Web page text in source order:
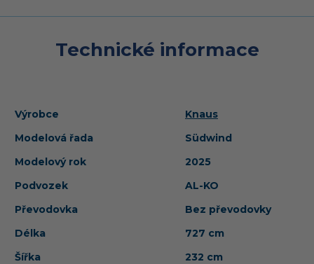
Technické informace
Výrobce
Knaus
Modelová řada
Südwind
Modelový rok
2025
Podvozek
AL-KO
Převodovka
Bez převodovky
Délka
727 cm
Šířka
232 cm